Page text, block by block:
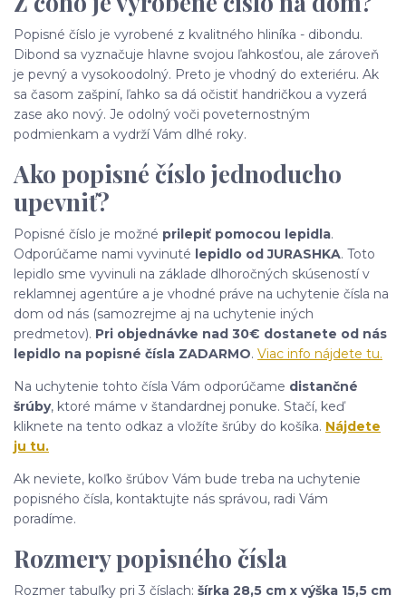
Popisné číslo je vyrobené z kvalitného hliníka - dibondu.
Dibond sa vyznačuje hlavne svojou ľahkosťou, ale zároveň
je pevný a vysokoodolný. Preto je vhodný do exteriéru. Ak
sa časom zašpiní, ľahko sa dá očistiť handričkou a vyzerá
zase ako nový. Je odolný voči poveternostným
podmienkam a vydrží Vám dlhé roky.
Ako popisné číslo jednoducho
upevniť?
Popisné číslo je možné prilepiť pomocou lepidla.
Odporúčame nami vyvinuté lepidlo od JURASHKA. Toto
lepidlo sme vyvinuli na základe dlhoročných skúseností v
reklamnej agentúre a je vhodné práve na uchytenie čísla na
dom od nás (samozrejme aj na uchytenie iných
predmetov). Pri objednávke nad 30€ dostanete od nás
lepidlo na popisné čísla ZADARMO. Viac info nájdete tu.
Na uchytenie tohto čísla Vám odporúčame distančné
šrúby, ktoré máme v štandardnej ponuke. Stačí, keď
kliknete na tento odkaz a vložíte šrúby do košíka. Nájdete
ju tu.
Ak neviete, koľko šrúbov Vám bude treba na uchytenie
popisného čísla, kontaktujte nás správou, radi Vám
poradíme.
Rozmery popisného čísla
Rozmer tabuľky pri 3 číslach: šírka 28,5 cm x výška 15,5 cm